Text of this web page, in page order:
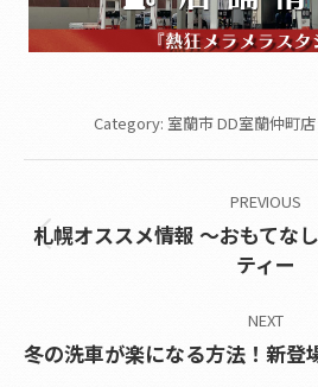
Category: 室蘭市 DD室蘭仲町店
PREVIOUS
post:
札幌オススメ情報 ～おもてな
ティー
NEXT
Next
冬の洗車が楽になる方法！新登